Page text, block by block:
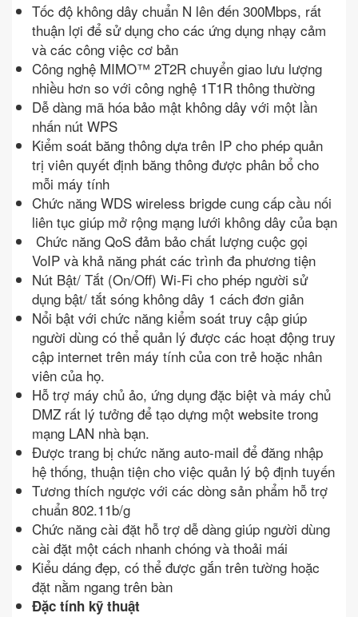
Tốc độ không dây chuẩn N lên đến 300Mbps, rất
thuận lợi để sử dụng cho các ứng dụng nhạy cảm
và các công việc cơ bản
Công nghệ MIMO™ 2T2R chuyển giao lưu lượng
nhiều hơn so với công nghệ 1T1R thông thường
Dễ dàng mã hóa bảo mật không dây với một lần
nhấn nút WPS
Kiểm soát băng thông dựa trên IP cho phép quản
trị viên quyết định băng thông được phân bổ cho
mỗi máy tính
Chức năng WDS wireless brigde cung cấp cầu nối
liên tục giúp mở rộng mạng lưới không dây của bạn
Chức năng QoS đảm bảo chất lượng cuộc gọi
VoIP và khả năng phát các trình đa phương tiện
Nút Bật/ Tắt (On/Off) Wi-Fi cho phép người sử
dụng bật/ tắt sóng không dây 1 cách đơn giản
Nổi bật với chức năng kiểm soát truy cập giúp
người dùng có thể quản lý được các hoạt động truy
cập internet trên máy tính của con trẻ hoặc nhân
viên của họ.
Hỗ trợ máy chủ ảo, ứng dụng đặc biệt và máy chủ
DMZ rất lý tưởng để tạo dựng một website trong
mạng LAN nhà bạn.
Được trang bị chức năng auto-mail để đăng nhập
hệ thống, thuận tiện cho việc quản lý bộ định tuyến
Tương thích ngược với các dòng sản phẩm hỗ trợ
chuẩn 802.11b/g
Chức năng cài đặt hỗ trợ dễ dàng giúp người dùng
cài đặt một cách nhanh chóng và thoải mái
Kiểu dáng đẹp, có thể được gắn trên tường hoặc
đặt nằm ngang trên bàn
Đặc tính kỹ thuật